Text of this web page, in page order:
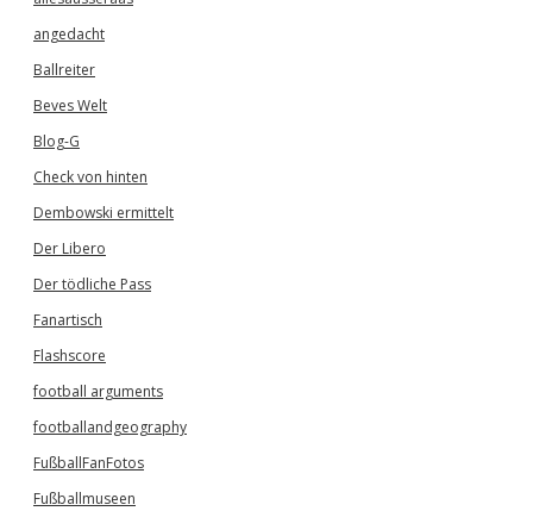
angedacht
Ballreiter
Beves Welt
Blog-G
Check von hinten
Dembowski ermittelt
Der Libero
Der tödliche Pass
Fanartisch
Flashscore
football arguments
footballandgeography
FußballFanFotos
Fußballmuseen